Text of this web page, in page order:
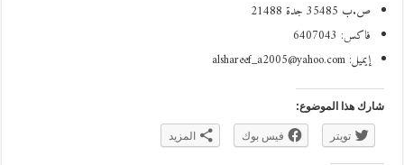
ص.ب 35485 جدة 21488
فاكس: 6407043
إيميل:alshareef_a2005@yahoo.com
شارك هذا الموضوع:
تويتر فيس بوك المزيد